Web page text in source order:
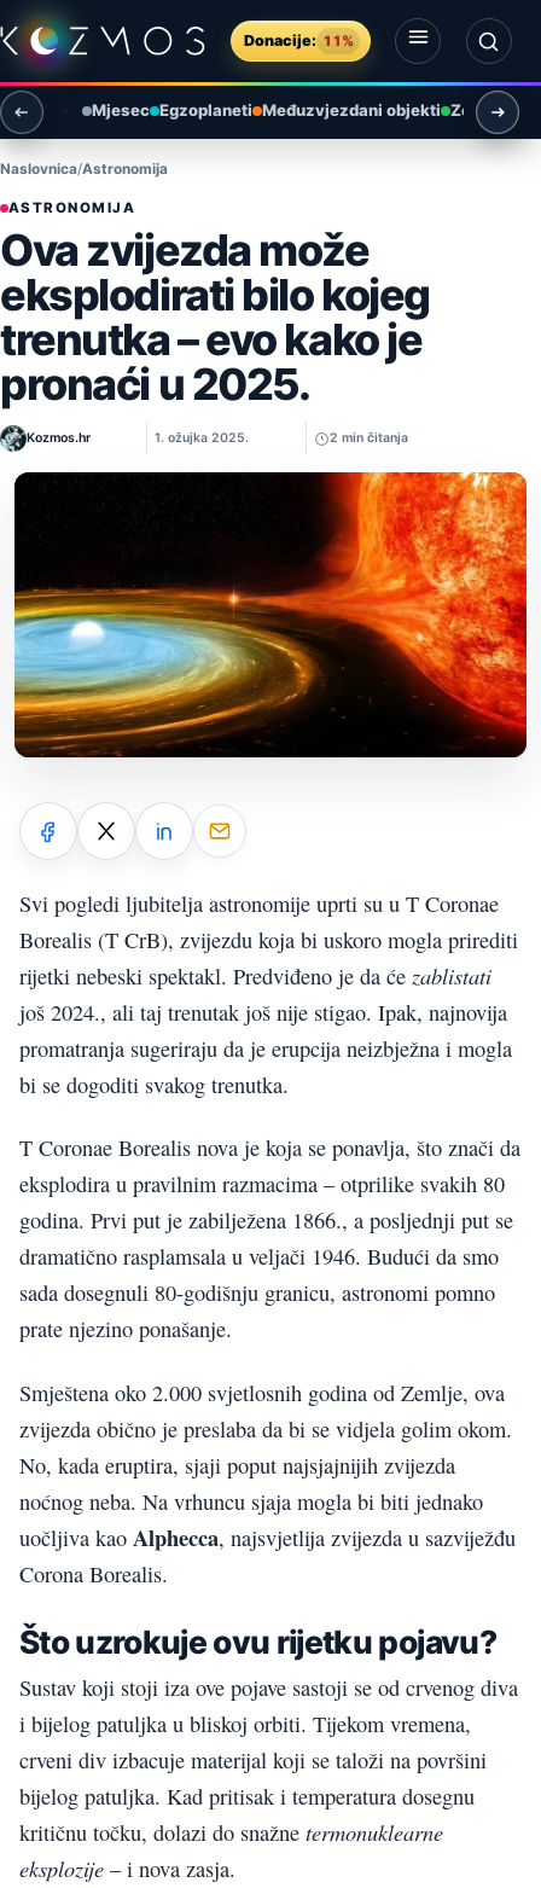
Preskoči na sadržaj
Donacije: 11%
Otvori izbornik
Otvori pretragu
Mjesec Egzoplaneti Međuzvjezdani objekti Zemlja i
Naslovnica Astronomija
ASTRONOMIJA
Ova zvijezda može
eksplodirati bilo kojeg
trenutka – evo kako je
pronaći u 2025.
Kozmos.hr 1. ožujka 2025. 2 min čitanja
Svi pogledi ljubitelja astronomije uprti su u T Coronae
Borealis (T CrB), zvijezdu koja bi uskoro mogla prirediti
rijetki nebeski spektakl. Predviđeno je da će zablistati
još 2024., ali taj trenutak još nije stigao. Ipak, najnovija
promatranja sugeriraju da je erupcija neizbježna i mogla
bi se dogoditi svakog trenutka.
T Coronae Borealis nova je koja se ponavlja, što znači da
eksplodira u pravilnim razmacima – otprilike svakih 80
godina. Prvi put je zabilježena 1866., a posljednji put se
dramatično rasplamsala u veljači 1946. Budući da smo
sada dosegnuli 80-godišnju granicu, astronomi pomno
prate njezino ponašanje.
Smještena oko 2.000 svjetlosnih godina od Zemlje, ova
zvijezda obično je preslaba da bi se vidjela golim okom.
No, kada eruptira, sjaji poput najsjajnijih zvijezda
noćnog neba. Na vrhuncu sjaja mogla bi biti jednako
uočljiva kao Alphecca, najsvjetlija zvijezda u sazviježđu
Corona Borealis.
Što uzrokuje ovu rijetku pojavu?
Sustav koji stoji iza ove pojave sastoji se od crvenog diva
i bijelog patuljka u bliskoj orbiti. Tijekom vremena,
crveni div izbacuje materijal koji se taloži na površini
bijelog patuljka. Kad pritisak i temperatura dosegnu
kritičnu točku, dolazi do snažne termonuklearne
eksplozije – i nova zasja.